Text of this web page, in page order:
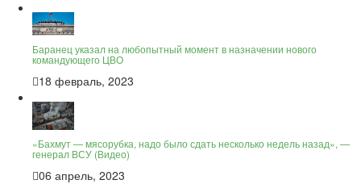
Баранец указал на любопытный момент в назначении нового
командующего ЦВО
18 февраль, 2023
«Бахмут — мясорубка, надо было сдать несколько недель назад», —
генерал ВСУ (Видео)
06 апрель, 2023